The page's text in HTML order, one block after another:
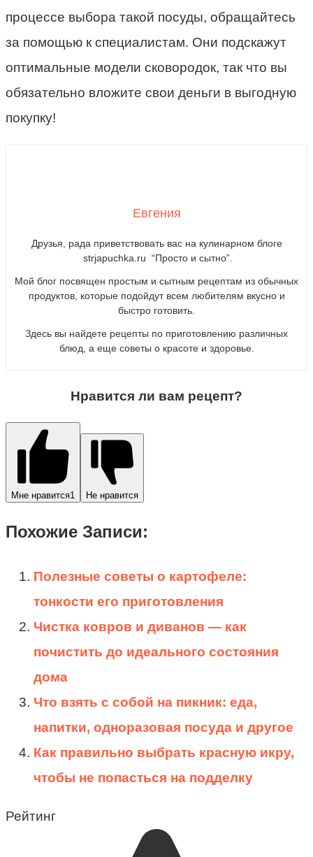
процессе выбора такой посуды, обращайтесь
за помощью к специалистам. Они подскажут
оптимальные модели сковородок, так что вы
обязательно вложите свои деньги в выгодную
покупку!
Евгения
Друзья, рада приветствовать вас на кулинарном блоге
strjapuchka.ru “Просто и сытно”.
Мой блог посвящен простым и сытным рецептам из обычных
продуктов, которые подойдут всем любителям вкусно и
быстро готовить.
Здесь вы найдете рецепты по приготовлению различных
блюд, а еще советы о красоте и здоровье.
Нравится ли вам рецепт?
Мне нравится1 Не нравится
Похожие Записи:
Полезные советы о картофеле:
тонкости его приготовления
Чистка ковров и диванов — как
почистить до идеального состояния
дома
Что взять с собой на пикник: еда,
напитки, одноразовая посуда и другое
Как правильно выбрать красную икру,
чтобы не попасться на подделку
Рейтинг